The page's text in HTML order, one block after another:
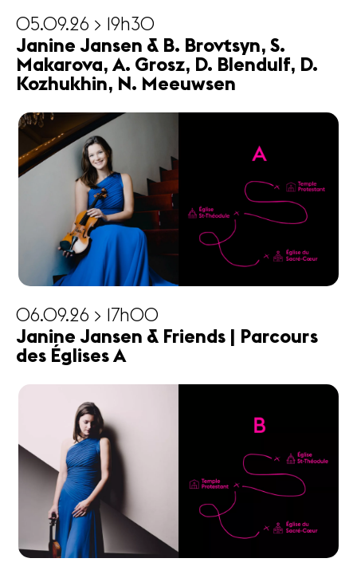
05.09.26 > 19h30
Janine Jansen & B. Brovtsyn, S.
Makarova, A. Grosz, D. Blendulf, D.
Kozhukhin, N. Meeuwsen
06.09.26 > 17h00
Janine Jansen & Friends | Parcours
des Églises A